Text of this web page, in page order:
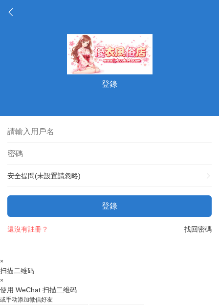
登錄
安全提問(未設置請忽略)
登錄
找回密碼
還沒有註冊？
×
扫描二维码
×
使用 WeChat 扫描二维码
或手动添加微信好友